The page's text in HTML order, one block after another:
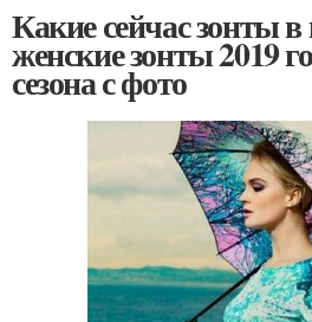
Какие сейчас зонты
женские зонты 2019
сезона с фото